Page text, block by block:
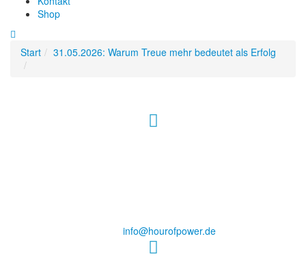
Shop
Start 31.05.2026: Warum Treue mehr bedeutet als Erfolg
info@hourofpower.de